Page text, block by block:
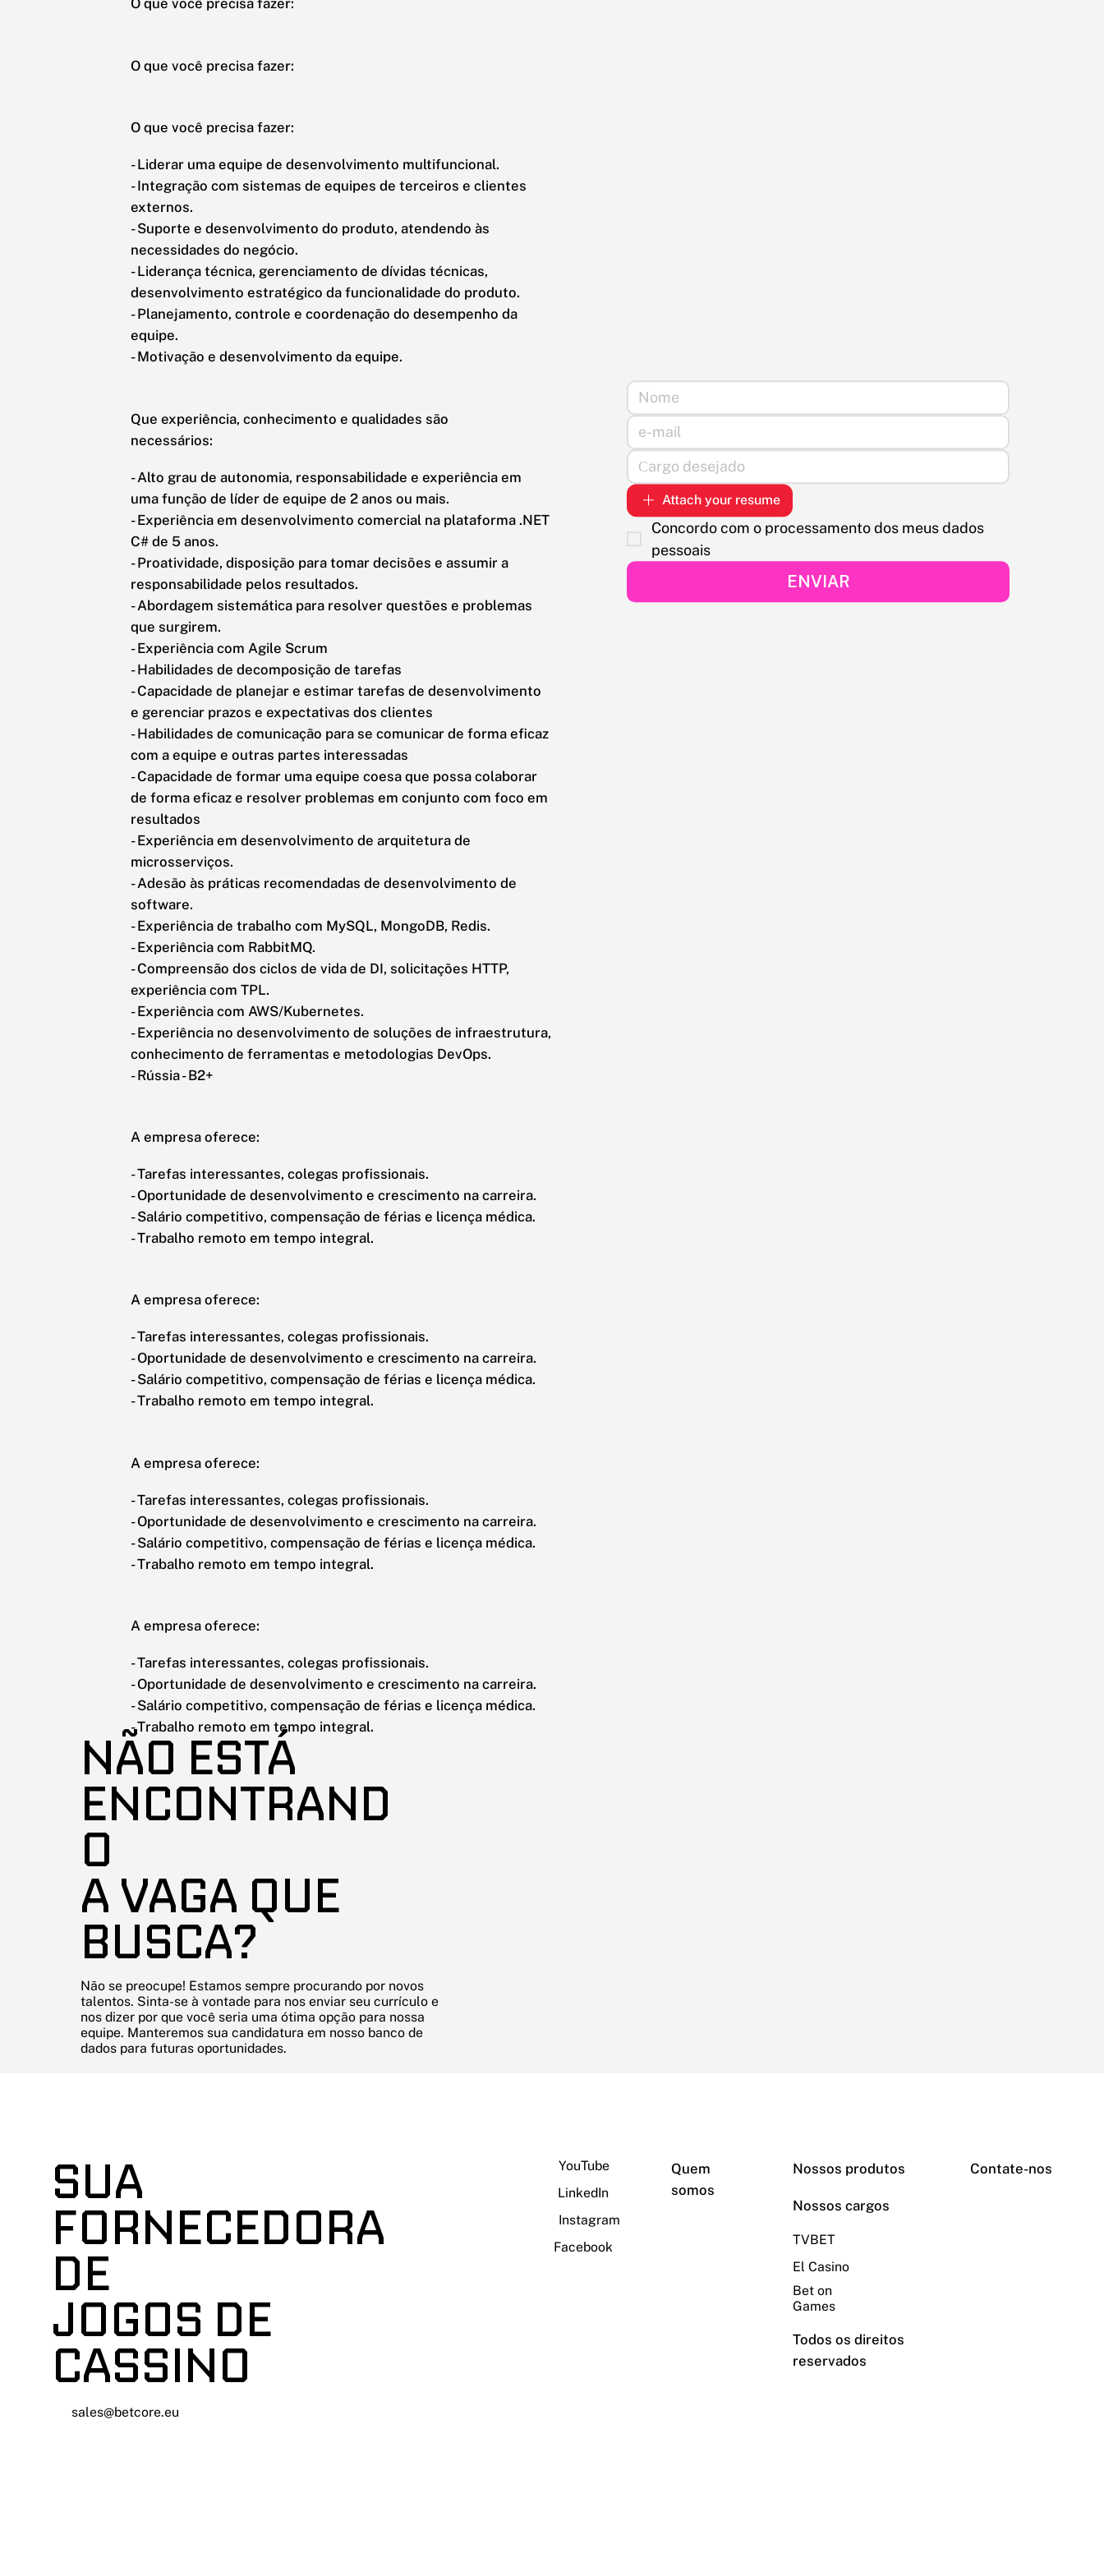
O que você precisa fazer:
O que você precisa fazer:
O que você precisa fazer:
- Liderar uma equipe de desenvolvimento multifuncional.
- Integração com sistemas de equipes de terceiros e clientes
externos.
- Suporte e desenvolvimento do produto, atendendo às
necessidades do negócio.
- Liderança técnica, gerenciamento de dívidas técnicas,
desenvolvimento estratégico da funcionalidade do produto.
- Planejamento, controle e coordenação do desempenho da
equipe.
- Motivação e desenvolvimento da equipe.
Que experiência, conhecimento e qualidades são
necessários:
- Alto grau de autonomia, responsabilidade e experiência em
uma função de líder de equipe de 2 anos ou mais.
- Experiência em desenvolvimento comercial na plataforma .NET
C# de 5 anos.
- Proatividade, disposição para tomar decisões e assumir a
responsabilidade pelos resultados.
- Abordagem sistemática para resolver questões e problemas
que surgirem.
- Experiência com Agile Scrum
- Habilidades de decomposição de tarefas
- Capacidade de planejar e estimar tarefas de desenvolvimento
e gerenciar prazos e expectativas dos clientes
- Habilidades de comunicação para se comunicar de forma eficaz
com a equipe e outras partes interessadas
- Capacidade de formar uma equipe coesa que possa colaborar
de forma eficaz e resolver problemas em conjunto com foco em
resultados
- Experiência em desenvolvimento de arquitetura de
microsserviços.
- Adesão às práticas recomendadas de desenvolvimento de
software.
- Experiência de trabalho com MySQL, MongoDB, Redis.
- Experiência com RabbitMQ.
- Compreensão dos ciclos de vida de DI, solicitações HTTP,
experiência com TPL.
- Experiência com AWS/Kubernetes.
- Experiência no desenvolvimento de soluções de infraestrutura,
conhecimento de ferramentas e metodologias DevOps.
- Rússia - B2+
A empresa oferece:
- Tarefas interessantes, colegas profissionais.
- Oportunidade de desenvolvimento e crescimento na carreira.
- Salário competitivo, compensação de férias e licença médica.
- Trabalho remoto em tempo integral.
A empresa oferece:
- Tarefas interessantes, colegas profissionais.
- Oportunidade de desenvolvimento e crescimento na carreira.
- Salário competitivo, compensação de férias e licença médica.
- Trabalho remoto em tempo integral.
A empresa oferece:
- Tarefas interessantes, colegas profissionais.
- Oportunidade de desenvolvimento e crescimento na carreira.
- Salário competitivo, compensação de férias e licença médica.
- Trabalho remoto em tempo integral.
A empresa oferece:
- Tarefas interessantes, colegas profissionais.
- Oportunidade de desenvolvimento e crescimento na carreira.
- Salário competitivo, compensação de férias e licença médica.
- Trabalho remoto em tempo integral.
NÃO ESTÁ
ENCONTRAND
O
A VAGA QUE
BUSCA?
Não se preocupe! Estamos sempre procurando por novos
talentos. Sinta-se à vontade para nos enviar seu currículo e
nos dizer por que você seria uma ótima opção para nossa
equipe. Manteremos sua candidatura em nosso banco de
dados para futuras oportunidades.
Attach your resume
Concordo com o processamento dos meus dados
pessoais
ENVIAR
SUA
FORNECEDORA
DE
JOGOS DE
CASSINO
sales@betcore.eu
YouTube
LinkedIn
Instagram
Facebook
Quem
somos
Nossos produtos
Nossos cargos
TVBET
El Casino
Bet on
Games
Todos os direitos
reservados
Contate-nos